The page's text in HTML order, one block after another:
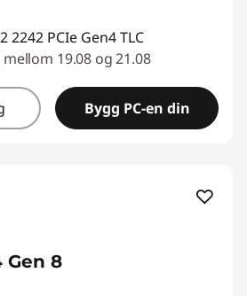
2242 PCIe Gen4 TLC
19.08 og 21.08
Bygg PC-en din
Gen 8